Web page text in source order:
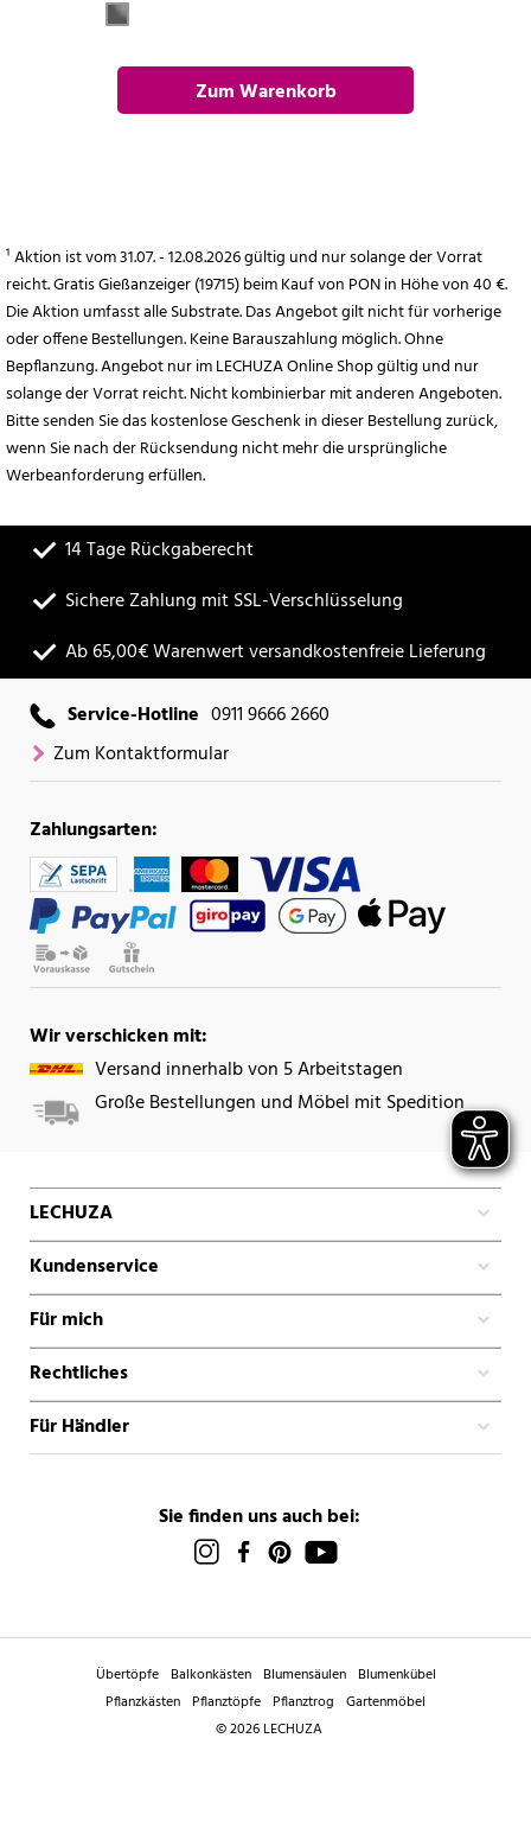
Zum Warenkorb
¹ Aktion ist vom 31.07. - 12.08.2026 gültig und nur solange der Vorrat
reicht. Gratis Gießanzeiger (19715) beim Kauf von PON in Höhe von 40 €.
Die Aktion umfasst alle Substrate. Das Angebot gilt nicht für vorherige
oder offene Bestellungen. Keine Barauszahlung möglich. Ohne
Bepflanzung. Angebot nur im LECHUZA Online Shop gültig und nur
solange der Vorrat reicht. Nicht kombinierbar mit anderen Angeboten.
Bitte senden Sie das kostenlose Geschenk in dieser Bestellung zurück,
wenn Sie nach der Rücksendung nicht mehr die ursprüngliche
Werbeanforderung erfüllen.
14 Tage Rückgaberecht
Sichere Zahlung mit SSL-Verschlüsselung
Ab 65,00€ Warenwert versandkostenfreie Lieferung
Service-Hotline 0911 9666 2660
Zum Kontaktformular
Zahlungsarten:
Wir verschicken mit:
Versand innerhalb von 5 Arbeitstagen
Große Bestellungen und Möbel mit Spedition
LECHUZA
Kundenservice
Für mich
Rechtliches
Für Händler
Sie finden uns auch bei:
Übertöpfe Balkonkästen Blumensäulen Blumenkübel
Pflanzkästen Pflanztöpfe Pflanztrog Gartenmöbel
© 2026 LECHUZA